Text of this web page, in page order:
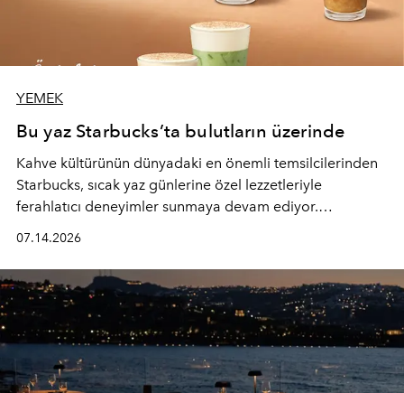
YEMEK
Bu yaz Starbucks’ta bulutların üzerinde
Kahve kültürünün dünyadaki en önemli temsilcilerinden
Starbucks, sıcak yaz günlerine özel lezzetleriyle
ferahlatıcı deneyimler sunmaya devam ediyor.
yepyeni Cloud Frappuccino® Blended Beverage çeşitleri
ve yiyecek alternatifleri yazın keyfine lezzet katıyor.
07.14.2026